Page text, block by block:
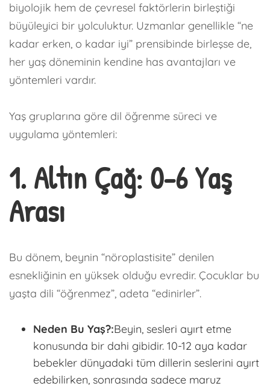
biyolojik hem de çevresel faktörlerin birleştiği
büyüleyici bir yolculuktur. Uzmanlar genellikle “ne
kadar erken, o kadar iyi” prensibinde birleşse de,
her yaş döneminin kendine has avantajları ve
yöntemleri vardır.
Yaş gruplarına göre dil öğrenme süreci ve
uygulama yöntemleri:
1. Altın Çağ: 0-6 Yaş
Arası
Bu dönem, beynin “nöroplastisite” denilen
esnekliğinin en yüksek olduğu evredir. Çocuklar bu
yaşta dili “öğrenmez”, adeta “edinirler”.
Neden Bu Yaş?:Beyin, sesleri ayırt etme
konusunda bir dahi gibidir. 10-12 aya kadar
bebekler dünyadaki tüm dillerin seslerini ayırt
edebilirken, sonrasında sadece maruz